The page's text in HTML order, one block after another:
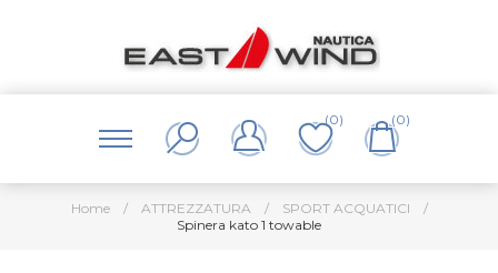
(0) (0)
Home / ATTREZZATURA / SPORT ACQUATICI
/
Spinera kato 1 towable